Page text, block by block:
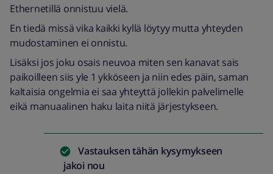
Ethernetillä onnistuu vielä.
En tiedä missä vika kaikki kyllä löytyy mutta yhteyden
mudostaminen ei onnistu.
Lisäksi jos joku osais neuvoa miten sen kanavat sais
paikoilleen siis yle 1 ykköseen ja niin edes päin, saman
kaltaisia ongelmia ei saa yhteyttä jollekin palvelimelle
eikä manuaalinen haku laita niitä järjestykseen.
Vastauksen tähän kysymykseen
jakoi nou